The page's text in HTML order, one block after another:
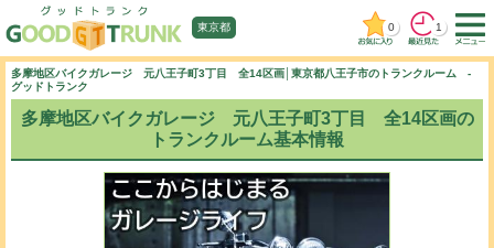
東京都 0 1
多摩地区バイクガレージ 元八王子町3丁目 全14区画│東京都八王子市のトランクルーム -
グッドトランク
多摩地区バイクガレージ 元八王子町3丁目 全14区画の
トランクルーム基本情報